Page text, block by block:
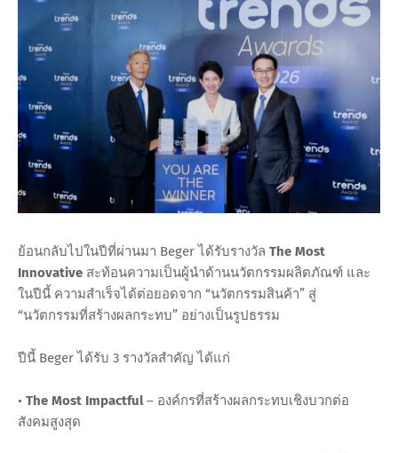
ย้อนกลับไปในปีที่ผ่านมา Beger ได้รับรางวัล The Most
Innovative สะท้อนความเป็นผู้นำด้านนวัตกรรมผลิตภัณฑ์ และ
ในปีนี้ ความสำเร็จได้ต่อยอดจาก “นวัตกรรมสินค้า” สู่
“นวัตกรรมที่สร้างผลกระทบ” อย่างเป็นรูปธรรม
ปีนี้ Beger ได้รับ 3 รางวัลสำคัญ ได้แก่
• The Most Impactful– องค์กรที่สร้างผลกระทบเชิงบวกต่อ
สังคมสูงสุด